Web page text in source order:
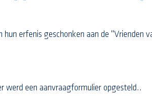
erfenis geschonken aan de "Vrienden
werd een aanvraagformulier opgesteld..